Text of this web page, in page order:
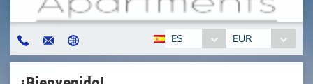
ES EUR